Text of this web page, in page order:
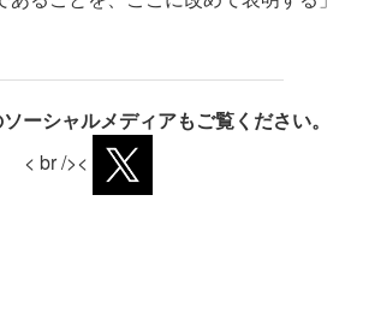
ーシャルメディアもご覧ください。
< br /><